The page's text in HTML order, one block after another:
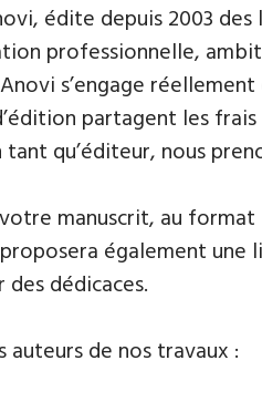
édite depuis 2003
professionnelle,
s’engage
partagent les
tant qu’éditeur, nous
manuscrit, au
proposera également
dédicaces.
de nos travaux :